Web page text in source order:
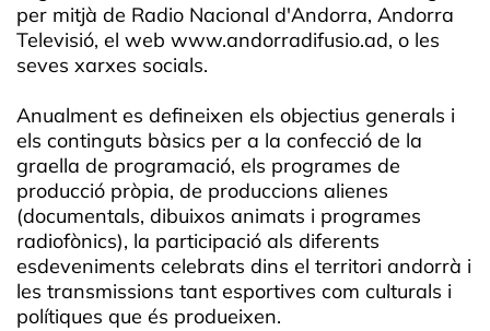
per mitjà de Radio Nacional d'Andorra, Andorra
Televisió, el web www.andorradifusio.ad, o les
seves xarxes socials.
Anualment es defineixen els objectius generals i
els continguts bàsics per a la confecció de la
graella de programació, els programes de
producció pròpia, de produccions alienes
(documentals, dibuixos animats i programes
radiofònics), la participació als diferents
esdeveniments celebrats dins el territori andorrà i
les transmissions tant esportives com culturals i
polítiques que és produeixen.